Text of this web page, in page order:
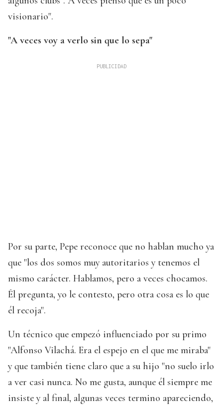
visionario".
"A veces voy a verlo sin que lo sepa"
Por su parte, Pepe reconoce que no hablan mucho ya
que "los dos somos muy autoritarios y tenemos el
mismo carácter. Hablamos, pero a veces chocamos.
Él pregunta, yo le contesto, pero otra cosa es lo que
él recoja".
Un técnico que empezó influenciado por su primo
"Alfonso Vilachá. Era el espejo en el que me miraba"
y que también tiene claro que a su hijo "no suelo irlo
a ver casi nunca. No me gusta, aunque él siempre me
insiste y al final, algunas veces termino apareciendo,